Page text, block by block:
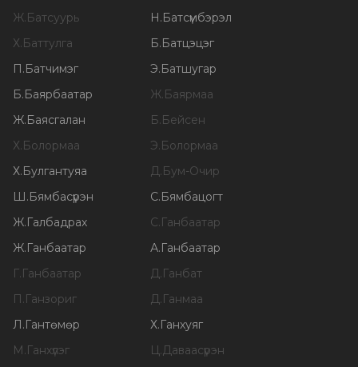
Ж.Батсуурь Н.Батсүмбэрэл
Х.Баттулга Б.Батцэцэг
П.Батчимэг Э.Батшугар
Б.Баярбаатар Ж.Баярмаа
Ж.Баясгалан Б.Бейсен
Х.Болормаа Э.Болормаа
Х.Булгантуяа Д.Бум-Очир
Ш.Бямбасүрэн С.Бямбацогт
Ж.Галбадрах С.Ганбаатар
Ж.Ганбаатар А.Ганбаатар
Г.Ганбаатар Д.Ганбат
П.Ганзориг Д.Ганмаа
Л.Гантөмөр Х.Ганхуяг
М.Ганхүлэг Ц.Даваасүрэн